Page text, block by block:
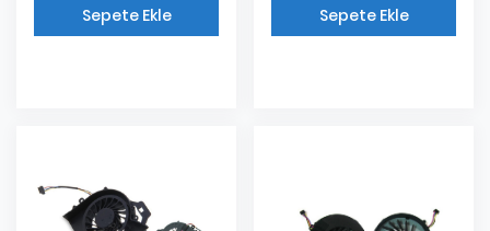
Sepete Ekle Sepete Ekle